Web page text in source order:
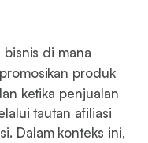
di mana
produk
ketika penjualan
tautan afiliasi
Dalam konteks ini,